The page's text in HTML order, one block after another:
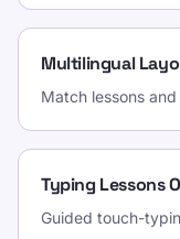
Multilingual
Match lessons
Typing Lessons
Guided touch-